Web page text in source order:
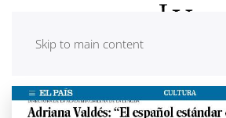
Skip to main content